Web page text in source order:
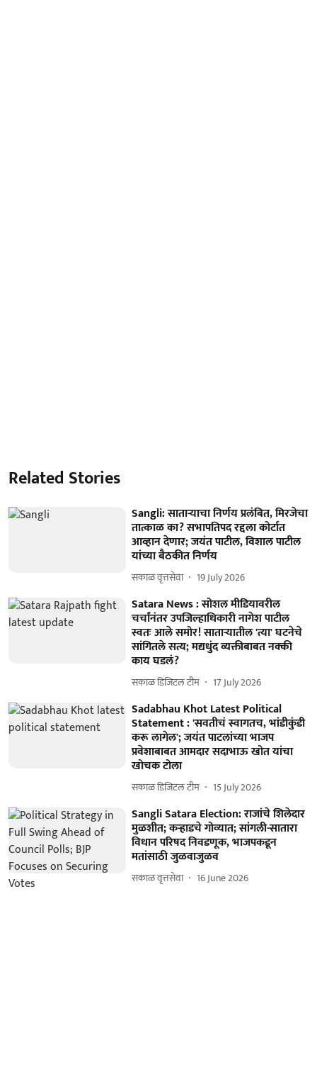
Related Stories
Sangli: साताऱ्याचा निर्णय प्रलंबित, मिरजेचा
तात्काळ का? सभापतिपद रद्दला कोर्टात
आव्हान देणार; जयंत पाटील, विशाल पाटील
यांच्या बैठकीत निर्णय
सकाळ वृत्तसेवा 19 July 2026
Satara News : सोशल मीडियावरील
चर्चांनंतर उपजिल्हाधिकारी नागेश पाटील
स्वतः आले समोर! साताऱ्यातील 'त्या' घटनेचे
सांगितले सत्य; मद्यधुंद व्यक्तीबाबत नक्की
काय घडलं?
सकाळ डिजिटल टीम 17 July 2026
Sadabhau Khot Latest Political
Statement : 'सवतीचं स्वागतच, भांडीकुंडी
करू लागेल'; जयंत पाटलांच्या भाजप
प्रवेशाबाबत आमदार सदाभाऊ खोत यांचा
खोचक टोला
सकाळ डिजिटल टीम 15 July 2026
Sangli Satara Election: राजांचे शिलेदार
मुळशीत; कऱ्हाडचे गोव्‍यात; सांगली-सातारा
विधान परिषद निवडणूक, भाजपकडून
मतांसाठी जुळवाजुळव
सकाळ वृत्तसेवा 16 June 2026